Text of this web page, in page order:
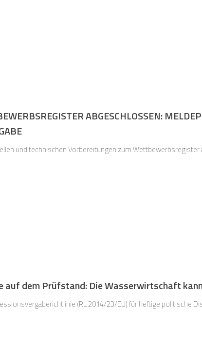
ABGESCHLOSSEN:
und technischen Vorbereitungen zum
auf dem Prüfstand: Die Wasserwirtschaft
(RL 2014/23/EU) für heftige politische